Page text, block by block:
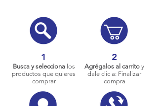
1
Busca y seleccionalos
productos que quieres
comprar
2
Agrégalos al carrito y
dale clic a: Finalizar
compra